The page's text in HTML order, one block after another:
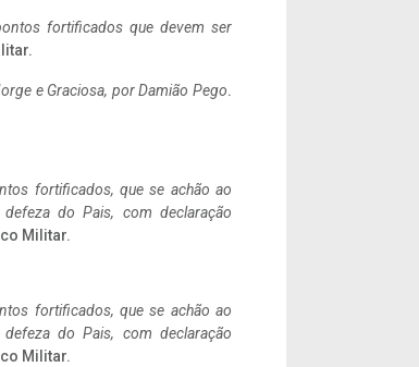
fortificados que devem ser
e Graciosa, por Damião Pego.
fortificados, que se achão ao
do Pais, com declaração
Militar.
fortificados, que se achão ao
do Pais, com declaração
Militar.